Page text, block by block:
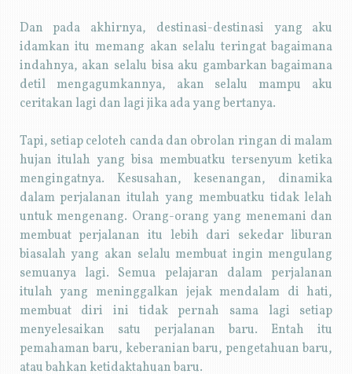
Dan pada akhirnya, destinasi-destinasi yang aku
idamkan itu memang akan selalu teringat bagaimana
indahnya, akan selalu bisa aku gambarkan bagaimana
detil mengagumkannya, akan selalu mampu aku
ceritakan lagi dan lagi jika ada yang bertanya.
Tapi, setiap celoteh canda dan obrolan ringan di malam
hujan itulah yang bisa membuatku tersenyum ketika
mengingatnya. Kesusahan, kesenangan, dinamika
dalam perjalanan itulah yang membuatku tidak lelah
untuk mengenang. Orang-orang yang menemani dan
membuat perjalanan itu lebih dari sekedar liburan
biasalah yang akan selalu membuat ingin mengulang
semuanya lagi. Semua pelajaran dalam perjalanan
itulah yang meninggalkan jejak mendalam di hati,
membuat diri ini tidak pernah sama lagi setiap
menyelesaikan satu perjalanan baru. Entah itu
pemahaman baru, keberanian baru, pengetahuan baru,
atau bahkan ketidaktahuan baru.